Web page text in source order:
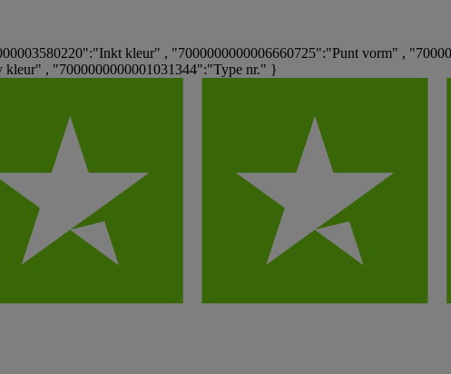
kleur" , "7000000000006660725":"Punt vorm" ,
, "7000000000001031344":"Type nr." }